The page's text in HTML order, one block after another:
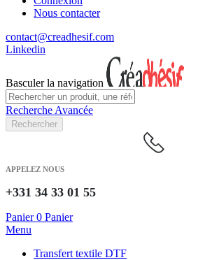
Nous contacter
contact@creadhesif.com
Linkedin
Basculer la navigation
Recherche Avancée
Rechercher
APPELEZ NOUS
+331 34 33 01 55
Panier 0 Panier
Menu
Transfert textile DTF